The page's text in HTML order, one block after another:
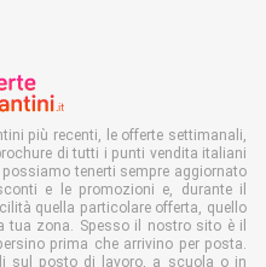
più recenti, le offerte settimanali,
di tutti i punti vendita italiani
tenerti sempre aggiornato
e le promozioni e, durante il
quella particolare offerta, quello
tua zona. Spesso il nostro sito è il
prima che arrivino per posta.
sul posto di lavoro, a scuola o in